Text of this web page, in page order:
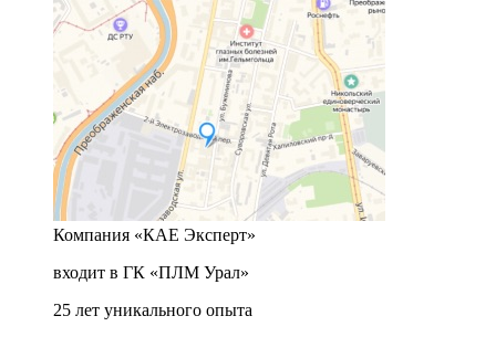
Компания «КАЕ Эксперт»
входит в ГК «ПЛМ Урал»
25 лет уникального опыта